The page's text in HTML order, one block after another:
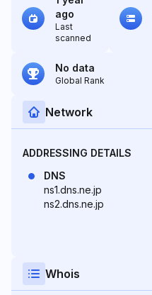
ago
Last
scanned
No data
Global Rank
Network
ADDRESSING DETAILS
DNS
ns1.dns.ne.jp
ns2.dns.ne.jp
Whois